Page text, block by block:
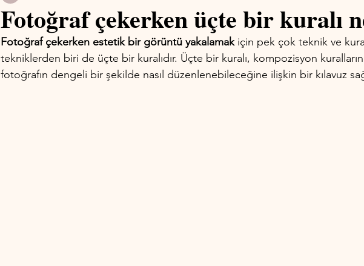
Fotoğraf çekerken üçte bir kuralı
Fotoğraf çekerken estetik bir görüntü yakalamak için pek çok teknik ve kural
tekniklerden biri de üçte bir kuralıdır. Üçte bir kuralı, kompozisyon
fotoğrafın dengeli bir şekilde nasıl düzenlenebileceğine ilişkin bir kılavuz